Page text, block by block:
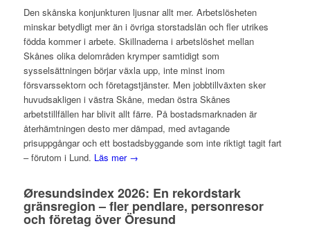
Den skånska konjunkturen ljusnar allt mer. Arbetslösheten
minskar betydligt mer än i övriga storstadslän och fler utrikes
födda kommer i arbete. Skillnaderna i arbetslöshet mellan
Skånes olika delområden krymper samtidigt som
sysselsättningen börjar växla upp, inte minst inom
försvarssektorn och företagstjänster. Men jobbtillväxten sker
huvudsakligen i västra Skåne, medan östra Skånes
arbetstillfällen har blivit allt färre. På bostadsmarknaden är
återhämtningen desto mer dämpad, med avtagande
prisuppgångar och ett bostadsbyggande som inte riktigt tagit fart
– förutom i Lund. Läs mer →
Øresundsindex 2026: En rekordstark
gränsregion – fler pendlare, personresor
och företag över Öresund